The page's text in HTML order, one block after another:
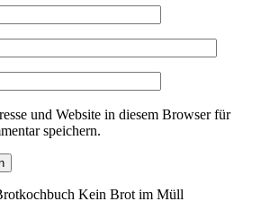
und Website in diesem Browser für
speichern.